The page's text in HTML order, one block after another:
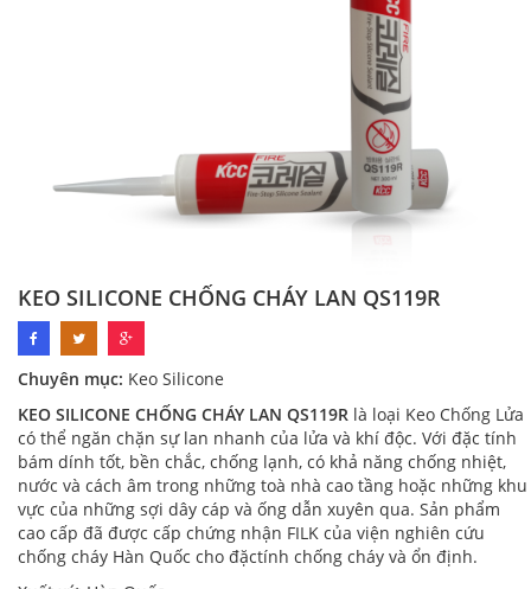
KEO SILICONE CHỐNG CHÁY LAN QS119R
Chuyên mục: Keo Silicone
KEO SILICONE CHỐNG CHÁY LAN QS119R là loại Keo Chống Lửa
có thể ngăn chặn sự lan nhanh của lửa và khí độc. Với đặc tính
bám dính tốt, bền chắc, chống lạnh, có khả năng chống nhiệt,
nước và cách âm trong những toà nhà cao tầng hoặc những khu
vực của những sợi dây cáp và ống dẫn xuyên qua. Sản phẩm
cao cấp đã được cấp chứng nhận FILK của viện nghiên cứu
chống cháy Hàn Quốc cho đặctính chống cháy và ổn định.